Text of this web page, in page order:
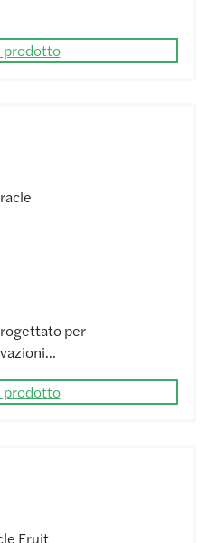
prodotto
per
prodotto